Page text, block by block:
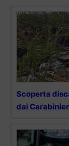
Scoperta
dai